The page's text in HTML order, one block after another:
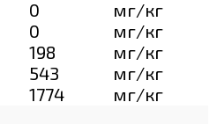
0
мг/кг
0
мг/кг
198
мг/кг
543
мг/кг
1774
мг/кг